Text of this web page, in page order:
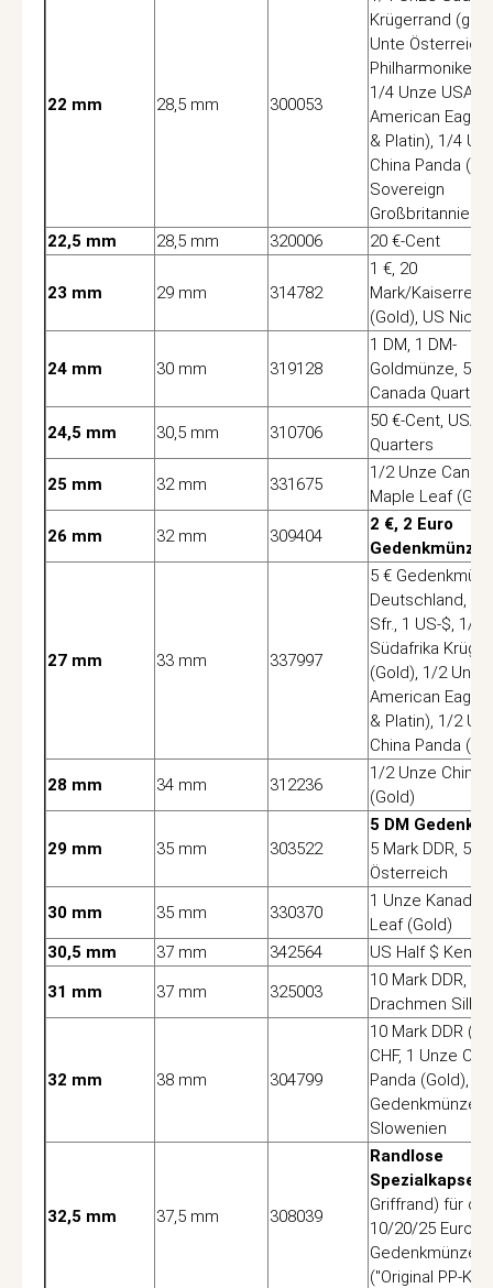
22 mm 28,5 mm 300053
Krügerrand
Unte Österreich
Philharmoniker
1/4 Unze USA
American Eagle
& Platin), 1/4
China Panda
Sovereign
Großbritannien
22,5 mm
28,5 mm 320006 20 €-Cent
23 mm 29 mm 314782
1 €, 20
Mark/
(Gold), US
24 mm 30 mm 319128
1 DM, 1 DM-
Goldmünze, 5
Canada Quarters
24,5 mm
30,5 mm 310706
50 €-Cent, USA
Quarters
25 mm
32 mm 331675
1/2 Unze
Maple Leaf
26 mm
32 mm 309404
2 €, 2 Euro
Gedenkmünzen
27 mm 33 mm 337997
5 €
Deutschland, 2
Sfr., 1 US-$, 1/2
Südafrika
(Gold), 1/2 Unze
American Eagle
& Platin), 1/2
China Panda
28 mm
34 mm 312236
1/2 Unze China
(Gold)
29 mm 35 mm 303522
5 DM
5 Mark DDR, 5
Österreich
30 mm
35 mm 330370
1 Unze Kanada
Leaf (Gold)
30,5 mm
37 mm 342564
US Half $
31 mm
37 mm 325003
10 Mark DDR, 30
Drachmen Silber
32 mm 38 mm 304799
10 Mark DDR
CHF, 1 Unze
Panda (Gold), 3
Gedenkmünzen
Slowenien
32,5 mm 37,5 mm 308039
Randlose
Spezialkapsel
Griffrand) für
10/20/25 Euro
Gedenkmünzen
("Original PP-